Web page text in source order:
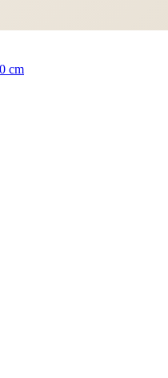
cm